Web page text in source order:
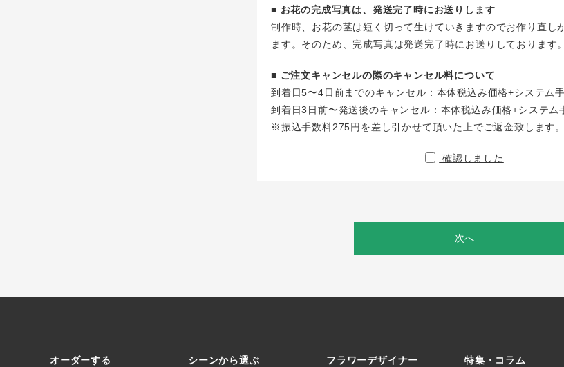
■ お花の完成写真は、発送完了時にお送りします
制作時、お花の茎は短く切って生けていきますのでお作り直し
ます。そのため、完成写真は発送完了時にお送りしております。
■ ご注文キャンセルの際のキャンセル料について
到着日5〜4日前までのキャンセル：本体税込み価格+システム
到着日3日前〜発送後のキャンセル：本体税込み価格+システム
※振込手数料275円を差し引かせて頂いた上でご返金致します。
確認しました
次へ
オーダーする シーンから選ぶ フラワーデザイナー 特集・コラム